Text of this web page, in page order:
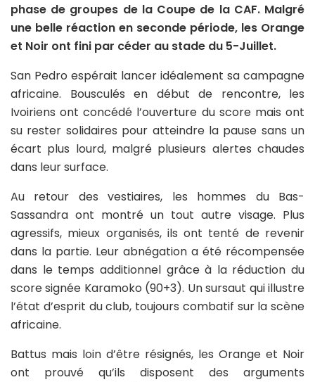
phase de groupes de la Coupe de la CAF. Malgré
une belle réaction en seconde période, les Orange
et Noir ont fini par céder au stade du 5-Juillet.
San Pedro espérait lancer idéalement sa campagne
africaine. Bousculés en début de rencontre, les
Ivoiriens ont concédé l’ouverture du score mais ont
su rester solidaires pour atteindre la pause sans un
écart plus lourd, malgré plusieurs alertes chaudes
dans leur surface.
Au retour des vestiaires, les hommes du Bas-
Sassandra ont montré un tout autre visage. Plus
agressifs, mieux organisés, ils ont tenté de revenir
dans la partie. Leur abnégation a été récompensée
dans le temps additionnel grâce à la réduction du
score signée Karamoko (90+3). Un sursaut qui illustre
l’état d’esprit du club, toujours combatif sur la scène
africaine.
Battus mais loin d’être résignés, les Orange et Noir
ont prouvé qu’ils disposent des arguments